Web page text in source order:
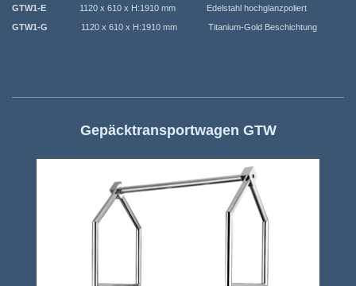
GTW1-E 1120 x 610 x H:1910 mm Edelstahl hochglanzpoliert
GTW1-G 1120 x 610 x H:1910 mm Titanium-Gold Beschichtung
Gepäcktransportwagen GTW